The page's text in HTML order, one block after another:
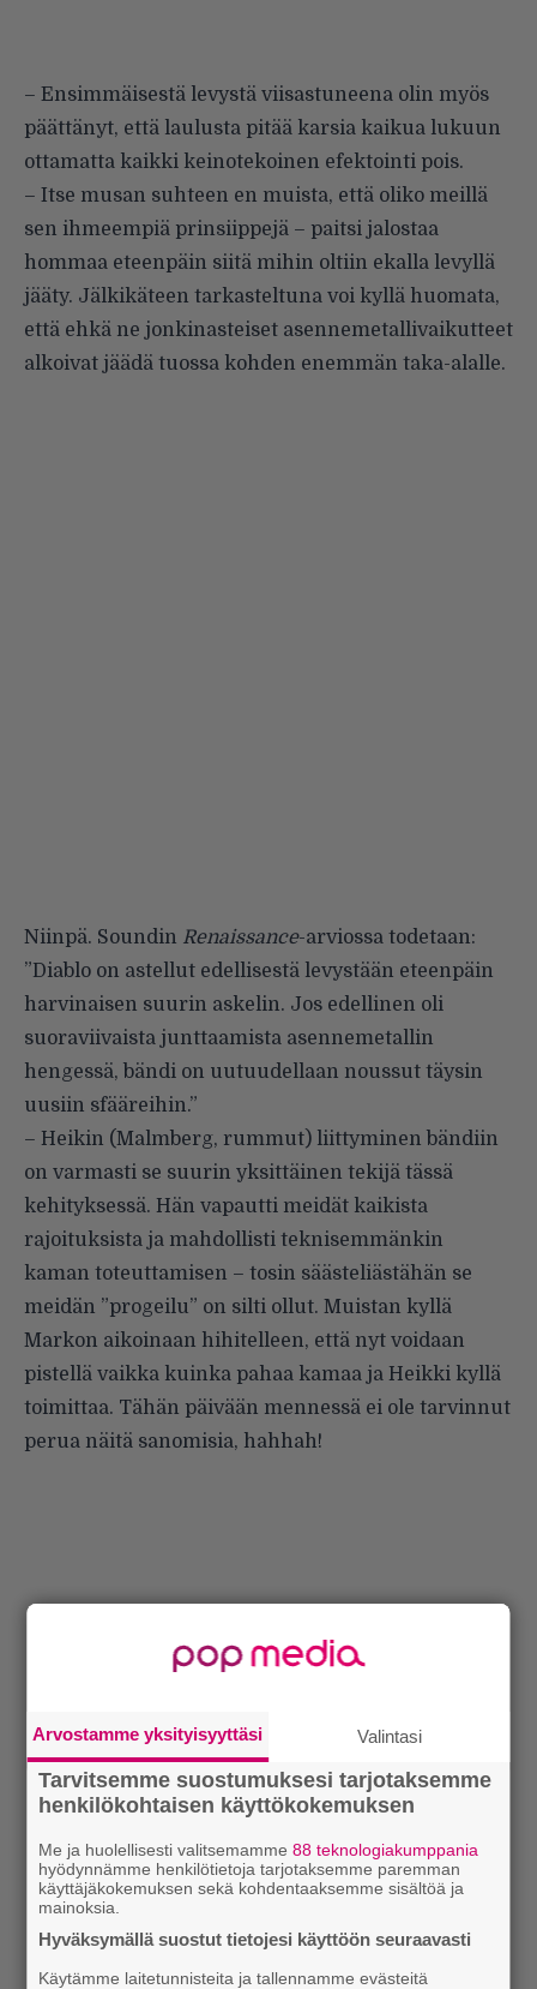
– Ensimmäisestä levystä viisastuneena olin myös
päättänyt, että laulusta pitää karsia kaikua lukuun
ottamatta kaikki keinotekoinen efektointi pois.
– Itse musan suhteen en muista, että oliko meillä
sen ihmeempiä prinsiippejä – paitsi jalostaa
hommaa eteenpäin siitä mihin oltiin ekalla levyllä
jääty. Jälkikäteen tarkasteltuna voi kyllä huomata,
että ehkä ne jonkinasteiset asennemetallivaikutteet
alkoivat jäädä tuossa kohden enemmän taka-alalle.
Niinpä. Soundin Renaissance-arviossa todetaan:
”Diablo on astellut edellisestä levystään eteenpäin
harvinaisen suurin askelin. Jos edellinen oli
suoraviivaista junttaamista asennemetallin
hengessä, bändi on uutuudellaan noussut täysin
uusiin sfääreihin.”
– Heikin (Malmberg, rummut) liittyminen bändiin
on varmasti se suurin yksittäinen tekijä tässä
kehityksessä. Hän vapautti meidät kaikista
rajoituksista ja mahdollisti teknisemmänkin
kaman toteuttamisen – tosin säästeliästähän se
meidän ”progeilu” on silti ollut. Muistan kyllä
Markon aikoinaan hihitelleen, että nyt voidaan
pistellä vaikka kuinka pahaa kamaa ja Heikki kyllä
toimittaa. Tähän päivään mennessä ei ole tarvinnut
perua näitä sanomisia, hahhah!
Arvostamme yksityisyyttäsi Valintasi
Tarvitsemme suostumuksesi tarjotaksemme
henkilökohtaisen käyttökokemuksen
Me ja huolellisesti valitsemamme88 teknologiakumppania
hyödynnämme henkilötietoja tarjotaksemme paremman
käyttäjäkokemuksen sekä kohdentaaksemme sisältöä ja
mainoksia.
Hyväksymällä suostut tietojesi käyttöön seuraavasti
Käytämme laitetunnisteita ja tallennamme evästeitä